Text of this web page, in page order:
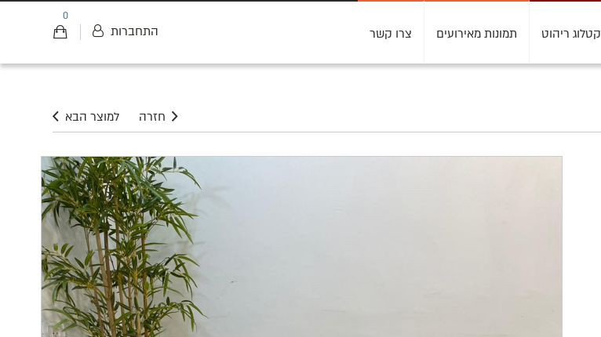
קטלוג ריהוט תמונות מאירועים צרו קשר
0
התחברות
למוצר הבא חזרה